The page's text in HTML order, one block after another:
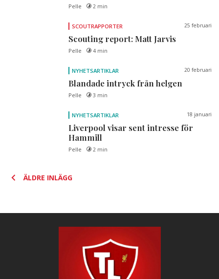
Pelle 2 min
SCOUTRAPPORTER 25 februari
Scouting report: Matt Jarvis
Pelle 4 min
NYHETSARTIKLAR 20 februari
Blandade intryck från helgen
Pelle 3 min
NYHETSARTIKLAR 18 januari
Liverpool visar sent intresse för
Hammill
Pelle 2 min
PostsÄLDRE INLÄGG